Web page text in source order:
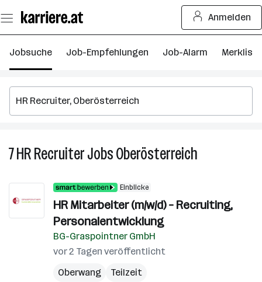
Seiteninhalt
springen
Anmelden
Jobsuche Job-Empfehlungen Job-Alarm Merkliste
7HR RecruiterJobsOberösterreich
in
Einblicke
HR Mitarbeiter (m/w/d) – Recruiting,
Personalentwicklung
BG-Graspointner GmbH
vor 2 Tagen veröffentlicht
Oberwang
Teilzeit